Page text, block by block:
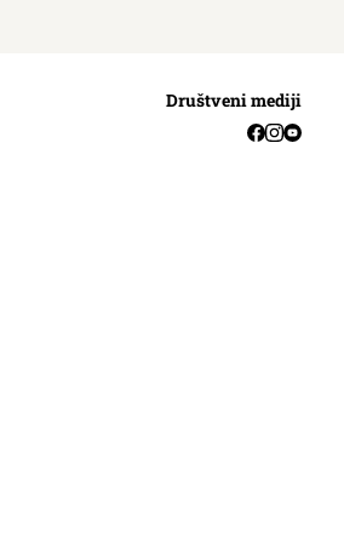
Društveni mediji
Facebook